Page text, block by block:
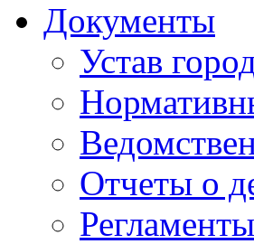
Документы
Устав
Отчеты о